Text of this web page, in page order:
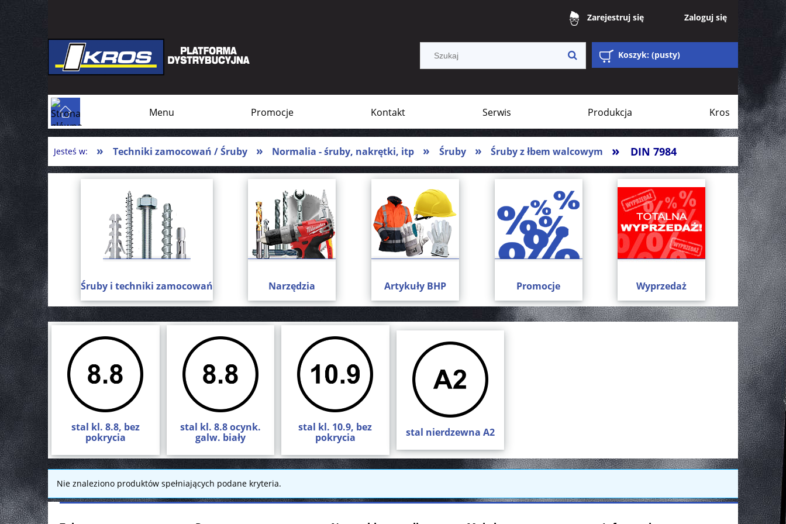
Zarejestruj się Zaloguj się
Koszyk: (pusty)
Menu Promocje Kontakt Serwis Produkcja Kros
Jesteś w: » Techniki zamocowań / Śruby » Normalia - śruby, nakrętki, itp » Śruby » Śruby z łbem walcowym » DIN 7984
Śruby i techniki zamocowań Narzędzia Artykuły BHP Promocje Wyprzedaż
stal kl. 8.8, bez
pokrycia
stal kl. 8.8 ocynk.
galw. biały
stal kl. 10.9, bez
pokrycia
stal nierdzewna A2
Nie znaleziono produktów spełniających podane kryteria.